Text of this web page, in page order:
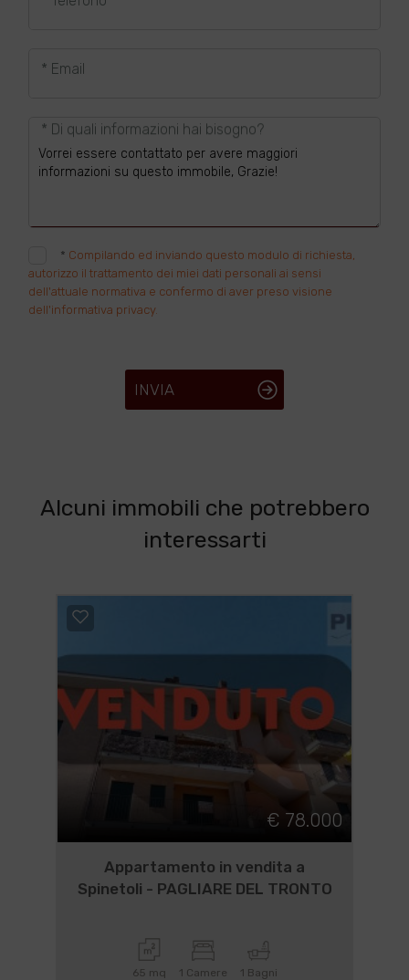
* Email
* Di quali informazioni hai bisogno?
* Compilando ed inviando questo modulo di richiesta,
autorizzo il trattamento dei miei dati personali ai sensi
dell'attuale normativa e confermo di aver preso visione
dell'informativa privacy.
INVIA
Alcuni immobili che potrebbero
interessarti
€ 78.000
Appartamento in vendita a
Spinetoli - PAGLIARE DEL TRONTO
65 mq 1 Camere 1 Bagni